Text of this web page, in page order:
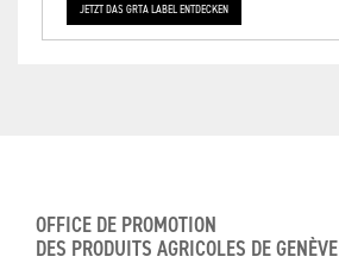
JETZT DAS GRTA LABEL ENTDECKEN
OFFICE DE PROMOTION
DES PRODUITS AGRICOLES DE GENÈVE